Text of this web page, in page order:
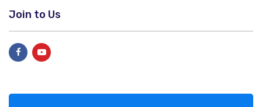
Join to Us